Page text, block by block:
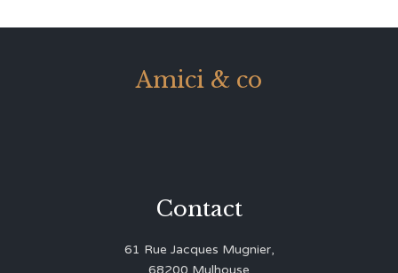
Amici & co
Contact
61 Rue Jacques Mugnier,